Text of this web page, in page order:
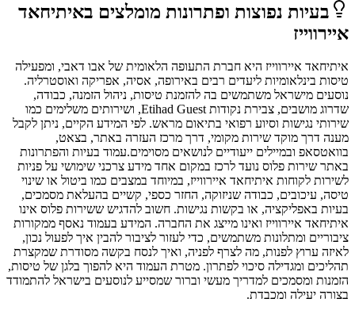
בעיות נפוצות ופתרונות מומלצים באיתיחאד
איירווייז
איתיחאד איירווייז היא חברת התעופה הלאומית של אבו דאבי, ומפעילה
טיסות בינלאומיות ליעדים רבים באירופה, אסיה, אפריקה ואוסטרליה.
נוסעים מישראל משתמשים בה להזמנת טיסות, ניהול הזמנה, כבודה,
שדרוג מושבים, צבירת נקודות Etihad Guest, ושירותים משלימים כמו
שירותי נגישות וסיוע רפואי בתיאום מראש. לפי המידע הקיים, ניתן לקבל
מענה דרך מוקד שירות מקומי, דרך מרכז העזרה באתר, בצאט,
בוואטסאפ ובמיילים ייעודיים לנושאים מסוימים.עמוד בעיות והפתרונות
באתר שירות פלוס נועד לרכז במקום אחד מידע צרכני שימושי על פניות
לשירות לקוחות איתיחאד איירווייז, במיוחד במצבים כמו ביטול או שינוי
טיסה, עיכובים, כבודה שניזוקה, החזר כספי, קשיים בהעלאת מסמכים,
בעיות באפליקציה, או בקשות נגישות. חשוב להדגיש ששירות פלוס אינו
איתיחאד איירווייז ואינו מייצג את החברה. המידע בעמוד נאסף ממקורות
ציבוריים ומתלונות משתמשים, כדי לעזור לציבור להבין איך לפעול נכון,
לאיזה ערוץ לפנות, מה לצרף לפניה, ואיך לנסח בקשה מסודרת שמקצרת
תהליכים ומגדילה סיכוי לפתרון. מטרת העמוד היא להפוך בלגן של טיסות,
הזמנות ומסמכים למדריך מעשי וברור שמסייע לנוסעים בישראל להתמודד
בצורה יעילה ומכבדת.